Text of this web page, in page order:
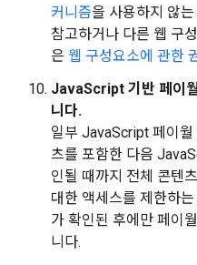
커니즘을 사용하지 않
참고하거나 다른 웹 구
은 웹 구성요소에 관한
JavaScript 기반 페이
니다.
일부 JavaScript 페이월
츠를 포함한 다음
인될 때까지 전체 콘텐
대한 액세스를 제한하
가 확인된 후에만 페이
니다.